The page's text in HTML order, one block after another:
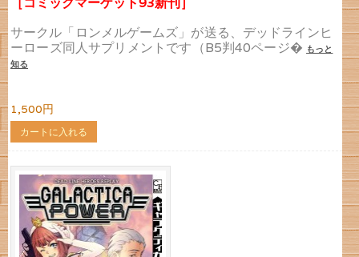
サークル「ロンメルゲームズ」が送る、デッドラインヒ
ーローズ同人サプリメントです（B5判40ページ� もっと
知る
1,500円
カートに入れる